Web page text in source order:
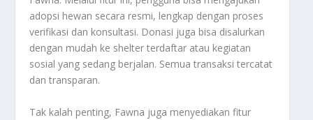
adopsi hewan secara resmi, lengkap dengan proses
verifikasi dan konsultasi. Donasi juga bisa disalurkan
dengan mudah ke shelter terdaftar atau kegiatan
sosial yang sedang berjalan. Semua transaksi tercatat
dan transparan.
Tak kalah penting, Fawna juga menyediakan fitur